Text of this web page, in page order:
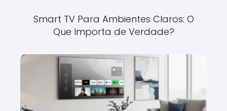
Smart TV Para Ambientes Claros: O
Que Importa de Verdade?